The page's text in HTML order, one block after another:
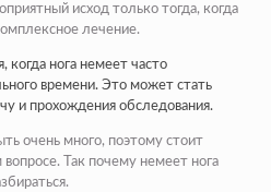
исход только тогда, когда
лечение.
когда нога немеет часто
времени. Это может стать
и прохождения обследования.
очень много, поэтому стоит
Так почему немеет нога